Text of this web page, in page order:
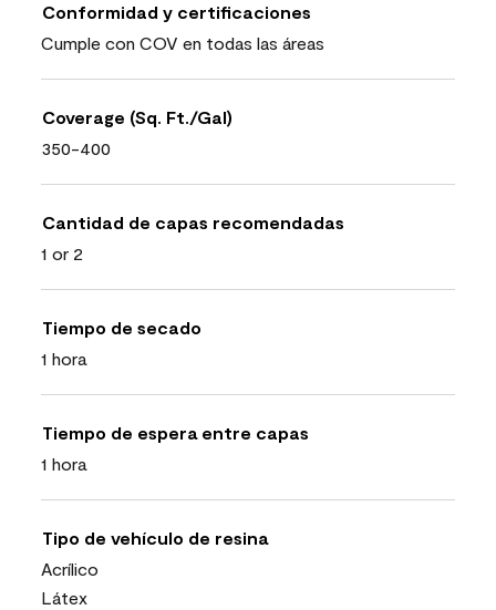
Conformidad y certificaciones
Cumple con COV en todas las áreas
Coverage (Sq. Ft./Gal)
350-400
Cantidad de capas recomendadas
1 or 2
Tiempo de secado
1 hora
Tiempo de espera entre capas
1 hora
Tipo de vehículo de resina
Acrílico
Látex